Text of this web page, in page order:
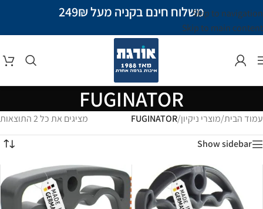
Skip to navigation
Skip to main content
משלוח חינם בקניה מעל 249₪
FUGINATOR
עמוד הבית/מוצרי ניקיון/
FUGINATOR מציגים את כל ⁦2⁩ התוצאות
Show sidebar